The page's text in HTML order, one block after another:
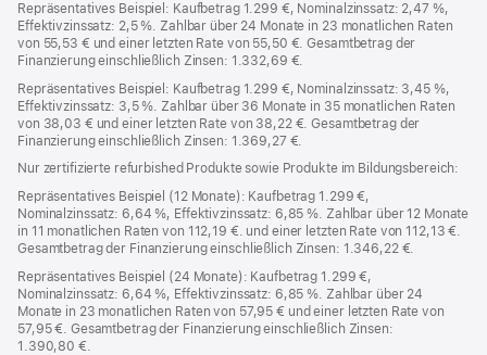
Repräsentatives Beispiel: Kaufbetrag 1.299 €, Nominalzinssatz: 2,47 %,
Effektivzinssatz: 2,5 %. Zahlbar über 24 Monate in 23 monatlichen Raten
von 55,53 € und einer letzten Rate von 55,50 €. Gesamtbetrag der
Finanzierung einschließlich Zinsen: 1.332,69 €.
Repräsentatives Beispiel: Kaufbetrag 1.299 €, Nominalzinssatz: 3,45 %,
Effektivzinssatz: 3,5 %. Zahlbar über 36 Monate in 35 monatlichen Raten
von 38,03 € und einer letzten Rate von 38,22 €. Gesamtbetrag der
Finanzierung einschließlich Zinsen: 1.369,27 €.
Nur zertifizierte refurbished Produkte sowie Produkte im Bildungsbereich:
Repräsentatives Beispiel (12 Monate): Kaufbetrag 1.299 €,
Nominalzinssatz: 6,64 %, Effektivzinssatz: 6,85 %. Zahlbar über 12 Monate
in 11 monatlichen Raten von 112,19 €. und einer letzten Rate von 112,13 €.
Gesamtbetrag der Finanzierung einschließlich Zinsen: 1.346,22 €.
Repräsentatives Beispiel (24 Monate): Kaufbetrag 1.299 €,
Nominalzinssatz: 6,64 %, Effektivzinssatz: 6,85 %. Zahlbar über 24
Monate in 23 monatlichen Raten von 57,95 € und einer letzten Rate von
57,95 €. Gesamtbetrag der Finanzierung einschließlich Zinsen:
1.390,80 €.